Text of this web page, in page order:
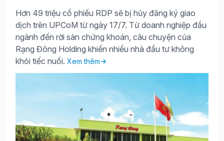
Hơn 49 triệu cổ phiếu RDP sẽ bị hủy đăng ký giao
dịch trên UPCoM từ ngày 17/7. Từ doanh nghiệp đầu
ngành đến rời sàn chứng khoán, câu chuyện của
Rạng Đông Holding khiến nhiều nhà đầu tư không
khỏi tiếc nuối. Xem thêm